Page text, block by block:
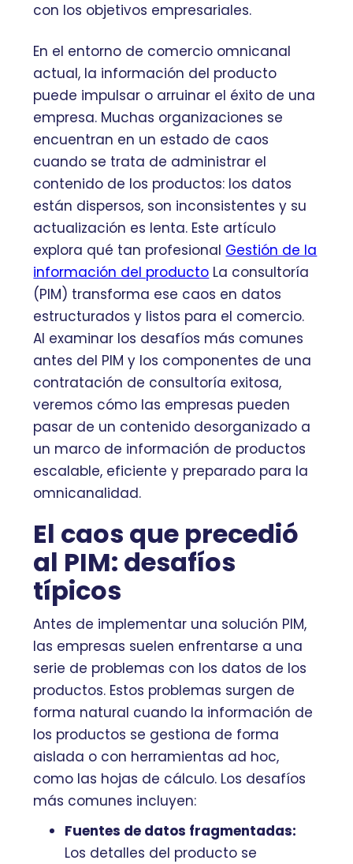
con los objetivos empresariales.
En el entorno de comercio omnicanal
actual, la información del producto
puede impulsar o arruinar el éxito de una
empresa. Muchas organizaciones se
encuentran en un estado de caos
cuando se trata de administrar el
contenido de los productos: los datos
están dispersos, son inconsistentes y su
actualización es lenta. Este artículo
explora qué tan profesional Gestión de la
información del producto La consultoría
(PIM) transforma ese caos en datos
estructurados y listos para el comercio.
Al examinar los desafíos más comunes
antes del PIM y los componentes de una
contratación de consultoría exitosa,
veremos cómo las empresas pueden
pasar de un contenido desorganizado a
un marco de información de productos
escalable, eficiente y preparado para la
omnicanalidad.
El caos que precedió
al PIM: desafíos
típicos
Antes de implementar una solución PIM,
las empresas suelen enfrentarse a una
serie de problemas con los datos de los
productos. Estos problemas surgen de
forma natural cuando la información de
los productos se gestiona de forma
aislada o con herramientas ad hoc,
como las hojas de cálculo. Los desafíos
más comunes incluyen:
Fuentes de datos fragmentadas:
Los detalles del producto se